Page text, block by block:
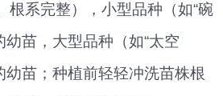
根系完整），小型品种（如“碗
幼苗，大型品种（如“太空
幼苗；种植前轻轻冲洗苗株根